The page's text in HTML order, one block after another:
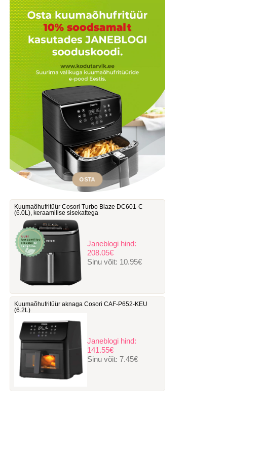
OSTA
Kuumaõhufritüür Cosori Turbo Blaze DC601-C
‎(6.0L), keraamilise sisekattega
Janeblogi hind:
208.05€
Sinu võit: 10.95€
Kuumaõhufritüür aknaga Cosori ‎CAF-P652-KEU
(6.2L)
Janeblogi hind:
141.55€
Sinu võit:7.45€